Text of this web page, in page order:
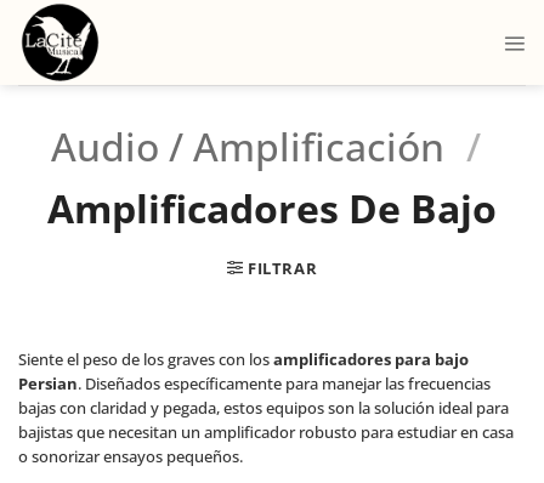
Audio / Amplificación /
Amplificadores De Bajo
FILTRAR
Siente el peso de los graves con losamplificadores para bajo
Persian. Diseñados específicamente para manejar las frecuencias
bajas con claridad y pegada, estos equipos son la solución ideal para
bajistas que necesitan un amplificador robusto para estudiar en casa
o sonorizar ensayos pequeños.